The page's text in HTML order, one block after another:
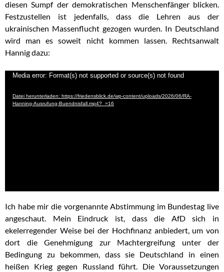
diesen Sumpf der demokratischen Menschenfänger blicken.
Festzustellen ist jedenfalls, dass die Lehren aus der
ukrainischen Massenflucht gezogen wurden. In Deutschland
wird man es soweit nicht kommen lassen. Rechtsanwalt
Hannig dazu:
Video-
Media error: Format(s) not supported or source(s) not found
Datei herunterladen: https://friedensblick.de/wp-content/uploads/2026/06/RA-
Hanning-Ausrufung-Buendnisfall.mp4?_=16
Ich habe mir die vorgenannte Abstimmung im Bundestag live
angeschaut. Mein Eindruck ist, dass die AfD sich in
ekelerregender Weise bei der Hochfinanz anbiedert, um von
dort die Genehmigung zur Machtergreifung unter der
Bedingung zu bekommen, dass sie Deutschland in einen
heißen Krieg gegen Russland führt. Die Voraussetzungen